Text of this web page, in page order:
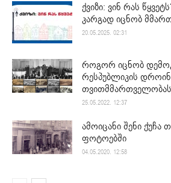
ქვიზი: ვინ რას
კარგად იცნობ
20.05.2025. 02:31
როგორ იცნობ
რესპუბლიკის
25.05.2022. 12:37
ამოიცანი შენი ქუჩა
ფოტოებში
04.05.2020. 12:58